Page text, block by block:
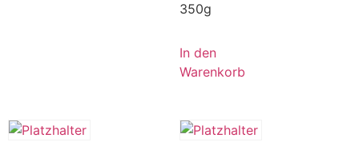
350g
In den
Warenkorb